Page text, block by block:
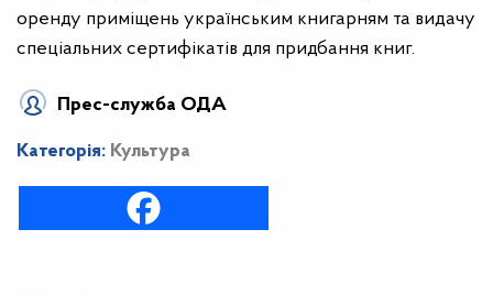
оренду приміщень українським книгарням та видачу
спеціальних сертифікатів для придбання книг.
Прес-служба ОДА
Категорія: Культура